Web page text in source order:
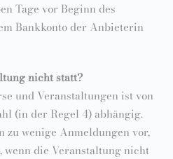
Tage vor Beginn des
Bankkonto der Anbieterin
nicht statt?
und Veranstaltungen ist von
(in der Regel 4) abhängig.
zu wenige Anmeldungen vor,
die Veranstaltung nicht